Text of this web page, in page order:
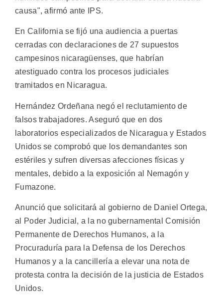
causa", afirmó ante IPS.
En California se fijó una audiencia a puertas
cerradas con declaraciones de 27 supuestos
campesinos nicaragüenses, que habrían
atestiguado contra los procesos judiciales
tramitados en Nicaragua.
Hernández Ordeñana negó el reclutamiento de
falsos trabajadores. Aseguró que en dos
laboratorios especializados de Nicaragua y Estados
Unidos se comprobó que los demandantes son
estériles y sufren diversas afecciones físicas y
mentales, debido a la exposición al Nemagón y
Fumazone.
Anunció que solicitará al gobierno de Daniel Ortega,
al Poder Judicial, a la no gubernamental Comisión
Permanente de Derechos Humanos, a la
Procuraduría para la Defensa de los Derechos
Humanos y a la cancillería a elevar una nota de
protesta contra la decisión de la justicia de Estados
Unidos.